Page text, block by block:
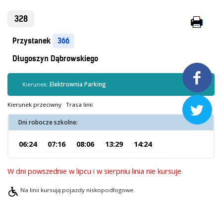


Honorowanie biletów ZK„KM”
Kontrola biletów
Sprzedaż biletów u kierowców
Jaworznicka Karta Miejska
Open Payment System
328
Przystanek 366
Długoszyn Dąbrowskiego
Kierunek: Elektrownia Parking
Kierunek przeciwny Trasa linii
Dni robocze szkolne:
06:24 07:16 08:06 13:29 14:24
W dni powszednie w lipcu i w sierpniu linia nie kursuje.
Na linii kursują pojazdy niskopodłogowe.